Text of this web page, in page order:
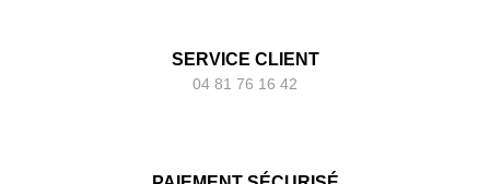
SERVICE CLIENT
04 81 76 16 42